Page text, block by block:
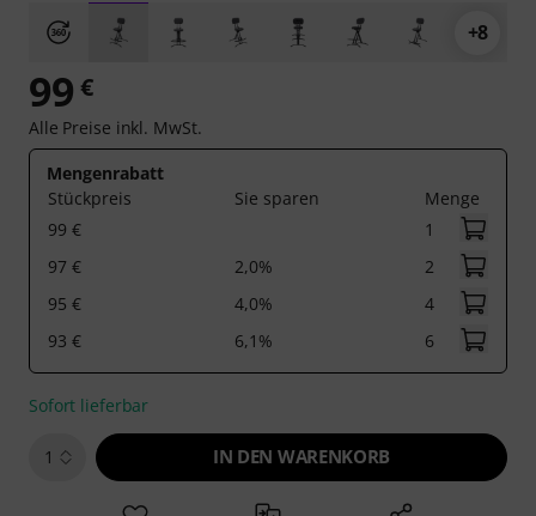
+8
99 €
Alle Preise inkl. MwSt.
Mengenrabatt
Stückpreis
Sie sparen
Menge
99 €
1
97 €
2,0%
2
95 €
4,0%
4
93 €
6,1% 6
Sofort lieferbar
1 IN DEN WARENKORB